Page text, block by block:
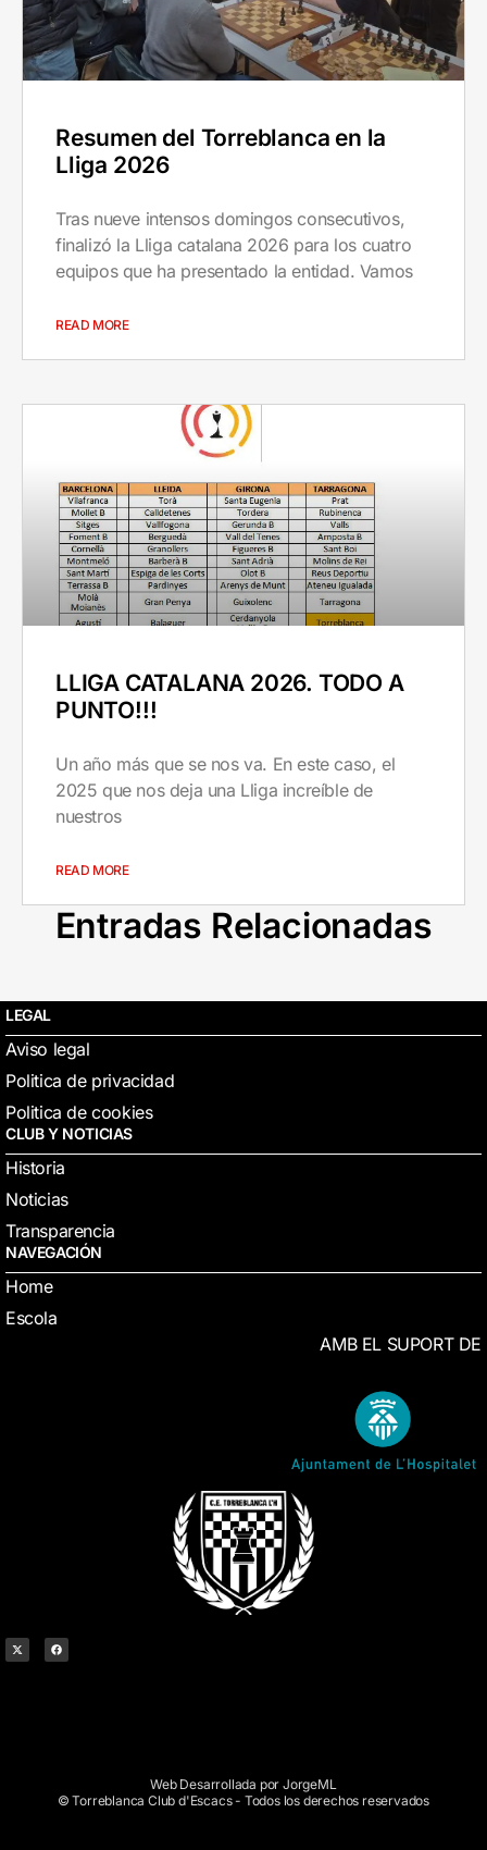
Entradas Relacionadas
Resumen del Torreblanca en la
Lliga 2026
Tras nueve intensos domingos consecutivos,
finalizó la Lliga catalana 2026 para los cuatro
equipos que ha presentado la entidad. Vamos
READ MORE
LLIGA CATALANA 2026. TODO A
PUNTO!!!
Un año más que se nos va. En este caso, el
2025 que nos deja una Lliga increíble de
nuestros
READ MORE
LEGAL
Aviso legal
Politica de privacidad
Politica de cookies
CLUB Y NOTICIAS
Historia
Noticias
Transparencia
NAVEGACIÓN
Home
Escola
AMB EL SUPORT DE
© Torreblanca Club d'Escacs - Todos los derechos reservados
Web Desarrollada por JorgeML